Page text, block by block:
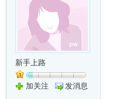
新手上路
加关注 发消息